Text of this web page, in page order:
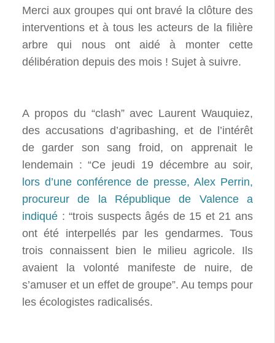
Merci aux groupes qui ont bravé la clôture des
interventions et à tous les acteurs de la filière
arbre qui nous ont aidé à monter cette
délibération depuis des mois ! Sujet à suivre.
A propos du “clash” avec Laurent Wauquiez,
des accusations d’agribashing, et de l’intérêt
de garder son sang froid, on apprenait le
lendemain : “Ce jeudi 19 décembre au soir,
lors d’une conférence de presse, Alex Perrin,
procureur de la République de Valence a
indiqué : “trois suspects âgés de 15 et 21 ans
ont été interpellés par les gendarmes. Tous
trois connaissent bien le milieu agricole. Ils
avaient la volonté manifeste de nuire, de
s’amuser et un effet de groupe”. Au temps pour
les écologistes radicalisés.